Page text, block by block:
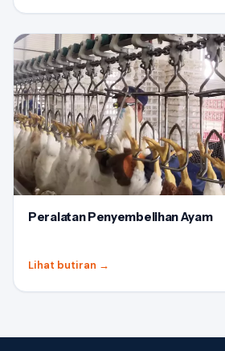
Peralatan Penyembelihan Ayam
Lihat butiran →